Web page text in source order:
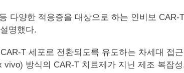
다양한 적응증을 대상으로 하는 인비보
명했다.
T 세포로 전환되도록 유도하는 차세대 접
방식의 CAR-T 치료제가 지닌 제조 복잡